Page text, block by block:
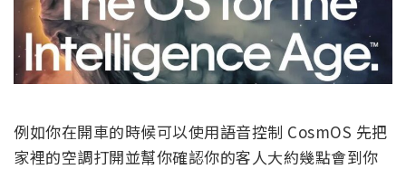
例如你在開車的時候可以使用語音控制 CosmOS 先把
家裡的空調打開並幫你確認你的客人大約幾點會到你